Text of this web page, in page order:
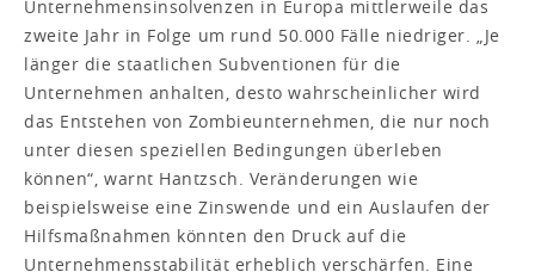
Unternehmensinsolvenzen in Europa mittlerweile das
zweite Jahr in Folge um rund 50.000 Fälle niedriger. „Je
länger die staatlichen Subventionen für die
Unternehmen anhalten, desto wahrscheinlicher wird
das Entstehen von Zombieunternehmen, die nur noch
unter diesen speziellen Bedingungen überleben
können“, warnt Hantzsch. Veränderungen wie
beispielsweise eine Zinswende und ein Auslaufen der
Hilfsmaßnahmen könnten den Druck auf die
Unternehmensstabilität erheblich verschärfen. Eine